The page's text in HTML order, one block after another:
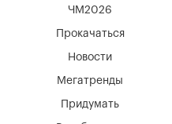
Мегатренды
Придумать
Новости
ЧМ2026
Прокачаться